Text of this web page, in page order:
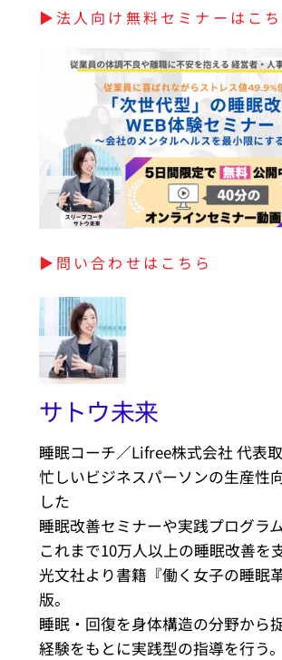
▶︎法人向け無料セミナーはこち
▶︎問い合わせはこちら
サトウ未来
睡眠コーチ／Lifree株式会社 代表取
忙しいビジネスパーソンの生産性
した
睡眠改善セミナーや実践プログラ
これまで10万人以上の睡眠改善を
光文社より書籍『働く女子の睡眠
版。
睡眠・回復を身体構造の分野から
経験をもとに実践型の指導を行う。